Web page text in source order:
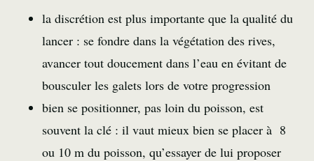
la discrétion est plus importante que la qualité du
lancer : se fondre dans la végétation des rives,
avancer tout doucement dans l’eau en évitant de
bousculer les galets lors de votre progression
bien se positionner, pas loin du poisson, est
souvent la clé : il vaut mieux bien se placer à 8
ou 10 m du poisson, qu’essayer de lui proposer